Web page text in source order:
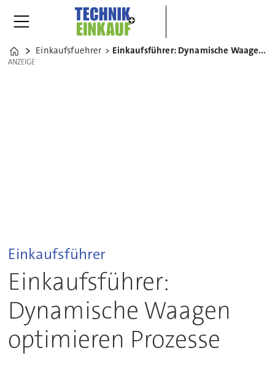
Home
Einkaufsfuehrer Einkaufsführer: Dynamische Waagen optimieren Prozesse
ANZEIGE
ANZEIGE
Einkaufsführer
Einkaufsführer:
Dynamische Waagen
optimieren Prozesse